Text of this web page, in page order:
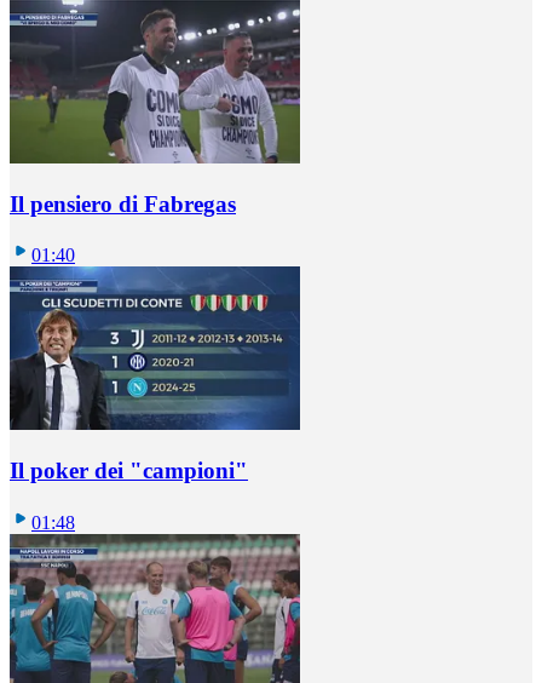
Il pensiero di Fabregas
01:40
Il poker dei "campioni"
01:48